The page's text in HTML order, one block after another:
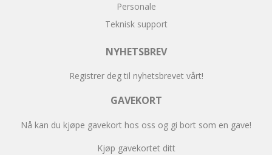
Personale
Teknisk support
NYHETSBREV
Registrer deg til nyhetsbrevet vårt!
GAVEKORT
Nå kan du kjøpe gavekort hos oss og gi bort som en gave!
Kjøp gavekortet ditt